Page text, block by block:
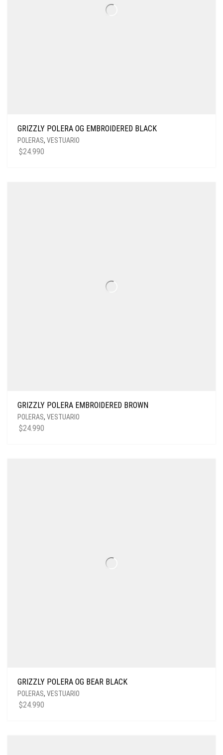
GRIZZLY POLERA OG EMBROIDERED BLACK
POLERAS, VESTUARIO
$24.990
GRIZZLY POLERA EMBROIDERED BROWN
POLERAS, VESTUARIO
$24.990
GRIZZLY POLERA OG BEAR BLACK
POLERAS, VESTUARIO
$24.990